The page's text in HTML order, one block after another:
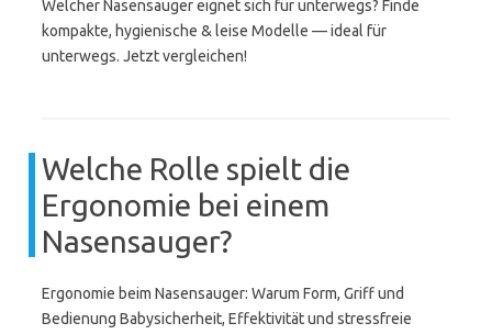
Welcher Nasensauger eignet sich für unterwegs? Finde
kompakte, hygienische & leise Modelle — ideal für
unterwegs. Jetzt vergleichen!
Welche Rolle spielt die
Ergonomie bei einem
Nasensauger?
Ergonomie beim Nasensauger: Warum Form, Griff und
Bedienung Babysicherheit, Effektivität und stressfreie